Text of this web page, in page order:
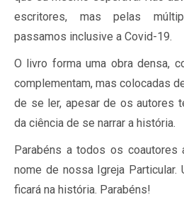
escritores, mas pelas
passamos inclusive a Covid-19.
O livro forma uma obra densa,
complementam, mas colocadas
de se ler, apesar de os autores
da ciência de se narrar a história.
Parabéns a todos os coautores
nome de nossa Igreja Particular.
ficará na história. Parabéns!